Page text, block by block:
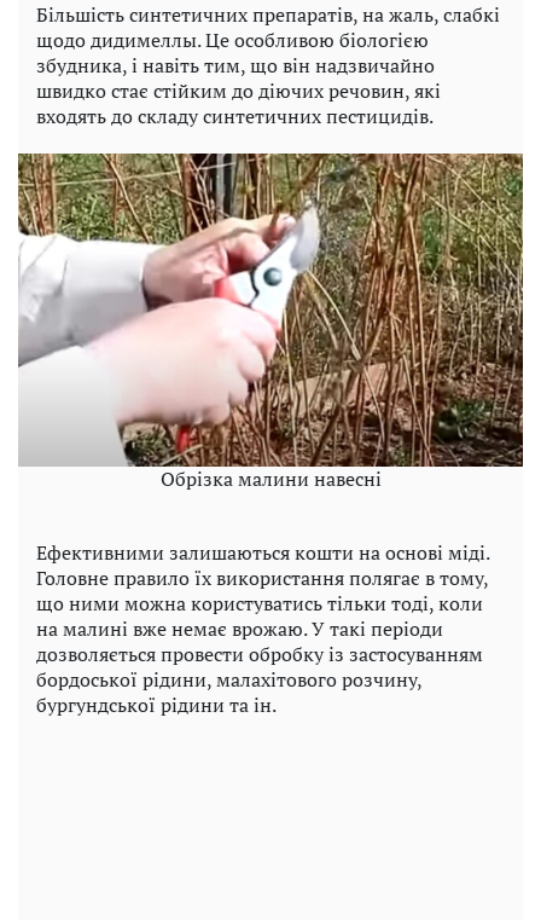
Більшість синтетичних препаратів, на жаль, слабкі
щодо дидимеллы. Це особливою біологією
збудника, і навіть тим, що він надзвичайно
швидко стає стійким до діючих речовин, які
входять до складу синтетичних пестицидів.
Обрізка малини навесні
Ефективними залишаються кошти на основі міді.
Головне правило їх використання полягає в тому,
що ними можна користуватись тільки тоді, коли
на малині вже немає врожаю. У такі періоди
дозволяється провести обробку із застосуванням
бордоської рідини, малахітового розчину,
бургундської рідини та ін.